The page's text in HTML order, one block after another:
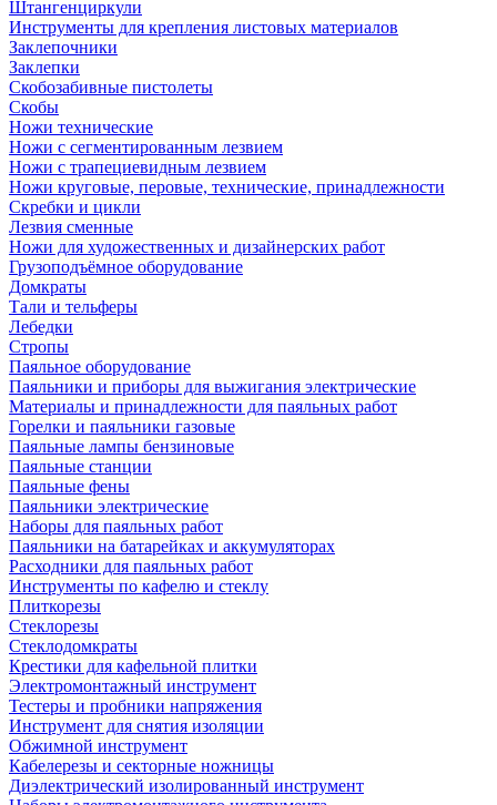
Штангенциркули
Инструменты для крепления листовых материалов
Заклепочники
Заклепки
Скобозабивные пистолеты
Скобы
Ножи технические
Ножи с сегментированным лезвием
Ножи с трапециевидным лезвием
Ножи круговые, перовые, технические, принадлежности
Скребки и цикли
Лезвия сменные
Ножи для художественных и дизайнерских работ
Грузоподъёмное оборудование
Домкраты
Тали и тельферы
Лебедки
Стропы
Паяльное оборудование
Паяльники и приборы для выжигания электрические
Материалы и принадлежности для паяльных работ
Горелки и паяльники газовые
Паяльные лампы бензиновые
Паяльные станции
Паяльные фены
Паяльники электрические
Наборы для паяльных работ
Паяльники на батарейках и аккумуляторах
Расходники для паяльных работ
Инструменты по кафелю и стеклу
Плиткорезы
Стеклорезы
Стеклодомкраты
Крестики для кафельной плитки
Электромонтажный инструмент
Тестеры и пробники напряжения
Инструмент для снятия изоляции
Обжимной инструмент
Кабелерезы и секторные ножницы
Диэлектрический изолированный инструмент